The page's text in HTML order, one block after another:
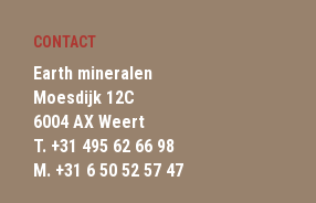
CONTACT
Earth mineralen
Moesdijk 12C
6004 AX Weert
T. +31 495 62 66 98
M. +31 6 50 52 57 47